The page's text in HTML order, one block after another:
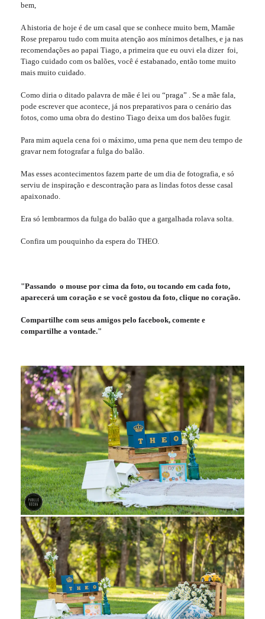
bem,
A historia de hoje é de um casal que se conhece muito bem, Mamãe
Rose preparou tudo com muita atenção aos mínimos detalhes, e ja nas
recomendações ao papai Tiago, a primeira que eu ouvi ela dizer foi,
Tiago cuidado com os balões, você é estabanado, então tome muito
mais muito cuidado.
Como diria o ditado palavra de mãe é lei ou “praga” . Se a mãe fala,
pode escrever que acontece, já nos preparativos para o cenário das
fotos, como uma obra do destino Tiago deixa um dos balões fugir.
Para mim aquela cena foi o máximo, uma pena que nem deu tempo de
gravar nem fotografar a fulga do balão.
Mas esses acontecimentos fazem parte de um dia de fotografia, e só
serviu de inspiração e descontração para as lindas fotos desse casal
apaixonado.
Era só lembrarmos da fulga do balão que a gargalhada rolava solta.
Confira um pouquinho da espera do THEO.
"Passando o mouse por cima da foto, ou tocando em cada foto,
aparecerá um coração e se você gostou da foto, clique no coração.
Compartilhe com seus amigos pelo facebook, comente e
compartilhe a vontade."